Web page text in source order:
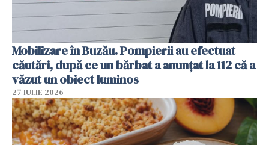
Mobilizare în Buzău. Pompierii au efectuat
căutări, după ce un bărbat a anunțat la 112 că a
văzut un obiect luminos
27 IULIE 2026